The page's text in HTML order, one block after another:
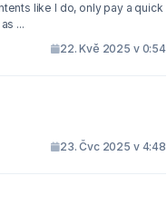
like I do, only pay a quick
visit this web site everyday as ...
22. Kvě 2025 v 0:54
23. Čvc 2025 v 4:48